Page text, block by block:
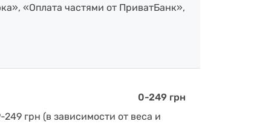
«Оплата частями от ПриватБанк»,
0-249 грн
грн (в зависимости от веса и